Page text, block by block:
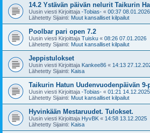
14.2 Ystävän päivän nelurit Taikurin
Uusin viesti Kirjoittaja -Tobias- « 00:37 08.01.2026
Lähetetty Sijainti: Muut kansalliset kilpailut
Poolbar pari open 7.2
Uusin viesti Kirjoittaja Tuisku « 08:26 07.01.2026
Lähetetty Sijainti: Muut kansalliset kilpailut
Jeppistulokset
Uusin viesti Kirjoittaja Kankee86 « 14:13
Lähetetty Sijainti: Kaisa
Taikurin Hatun Uudenvuodenpäivän 9-
Uusin viesti Kirjoittaja -Tobias- « 01:21 14.12.2025
Lähetetty Sijainti: Muut kansalliset kilpailut
Hyvinkään Mestaruudet. Tulokset.
Uusin viesti Kirjoittaja HyvBK « 14:58 13.12.2025
Lähetetty Sijainti: Kaisa